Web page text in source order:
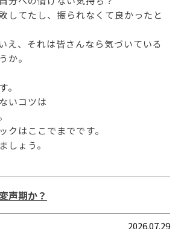
してたし、振られなくて良かったと
、それは皆さんなら気づいている
か。
。
いコツは
クはここでまでです。
しょう。
声期か？
2026.07.29